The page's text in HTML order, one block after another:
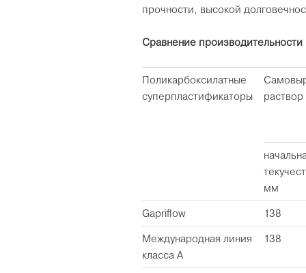
прочности, высокой
Сравнение
Поликарбоксилатные
суперпластификаторы
раствор
мм
Gapriflow
138
Международная линия
класса А
138